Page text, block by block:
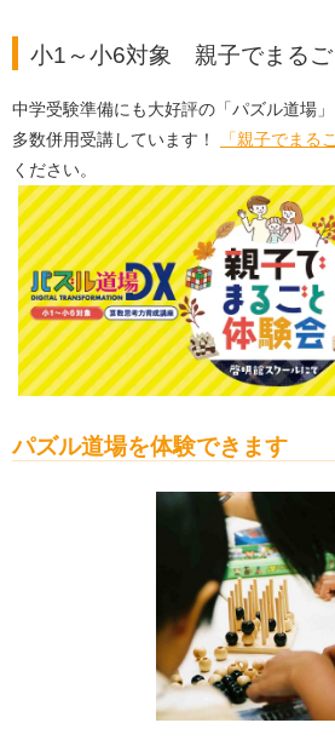
小1～小6対象 親子でまるご
中学受験準備にも大好評の「パズル道場
多数併用受講しています！
「親子でまる
ください。
パズル道場を体験できます